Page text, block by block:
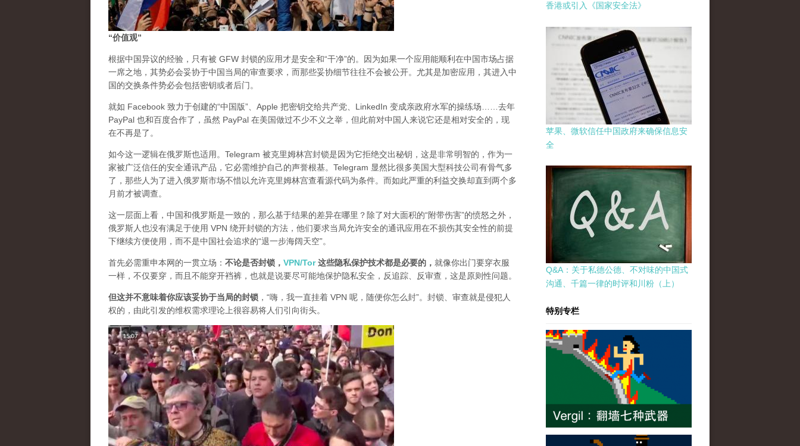
“价值观”
根据中国异议的经验，只有被 GFW 封锁的应用才是安全和“干净”的。因为如果一个应用能顺利在中国市场占据
一席之地，其势必会妥协于中国当局的审查要求，而那些妥协细节往往不会被公开。尤其是加密应用，其进入中
国的交换条件势必会包括密钥或者后门。
就如 Facebook 致力于创建的“中国版”、Apple 把密钥交给共产党、LinkedIn 变成亲政府水军的操练场……去年
PayPal 也和百度合作了，虽然 PayPal 在美国做过不少不义之举，但此前对中国人来说它还是相对安全的，现
在不再是了。
如今这一逻辑在俄罗斯也适用。Telegram 被克里姆林宫封锁是因为它拒绝交出秘钥，这是非常明智的，作为一
家被广泛信任的安全通讯产品，它必需维护自己的声誉根基。Telegram 显然比很多美国大型科技公司有骨气多
了，那些人为了进入俄罗斯市场不惜以允许克里姆林宫查看源代码为条件。而如此严重的利益交换却直到两个多
月前才被调查。
这一层面上看，中国和俄罗斯是一致的，那么基于结果的差异在哪里？除了对大面积的“附带伤害”的愤怒之外，
俄罗斯人也没有满足于使用 VPN 绕开封锁的方法，他们要求当局允许安全的通讯应用在不损伤其安全性的前提
下继续方便使用，而不是中国社会追求的“退一步海阔天空”。
首先必需重申本网的一贯立场： 不论是否封锁， VPN/Tor这些隐私保护技术都是必要的， 就像你出门要穿衣服
一样，不仅要穿，而且不能穿开裆裤，也就是说要尽可能地保护隐私安全，反追踪、反审查，这是原则性问题。
但这并不意味着你应该妥协于当局的封锁 ，“嗨，我一直挂着 VPN 呢，随便你怎么封”。封锁、审查就是侵犯人
权的，由此引发的维权需求理论上很容易将人们引向街头。
香港或引入《国家安全法》
苹果、微软信任中国政府来确保信息安
全
Q&A：关于私德公德、不对味的中国式
沟通、千篇一律的时评和川粉（上）
特别专栏